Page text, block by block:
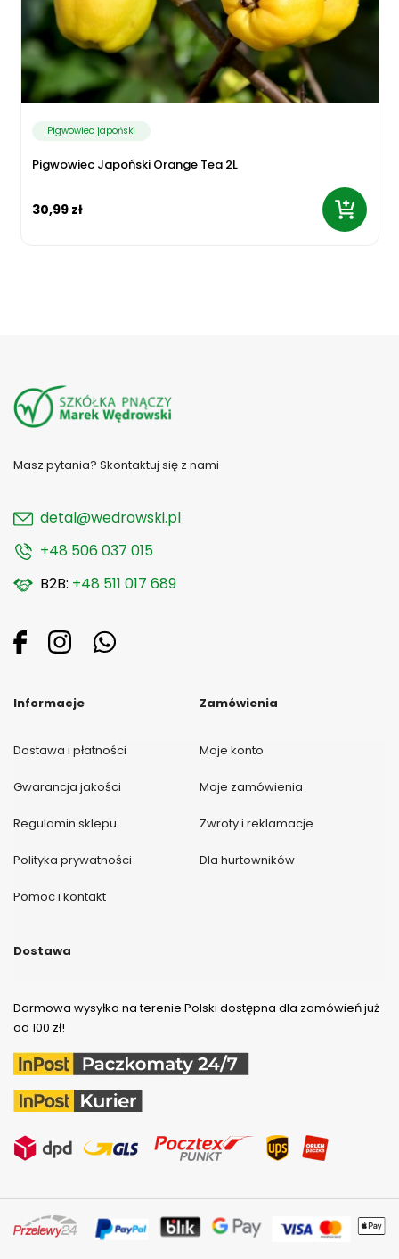
Pigwowiec japoński
Pigwowiec Japoński Orange Tea 2L
30,99 zł
Masz pytania? Skontaktuj się z nami
detal@wedrowski.pl
+48 506 037 015
B2B: +48 511 017 689
Informacje
Dostawa i płatności
Gwarancja jakości
Regulamin sklepu
Polityka prywatności
Pomoc i kontakt
Zamówienia
Moje konto
Moje zamówienia
Zwroty i reklamacje
Dla hurtowników
Dostawa
Darmowa wysyłka na terenie Polski dostępna dla zamówień już
od 100 zł!